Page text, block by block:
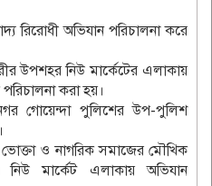
রিরোধী অভিযান পরিচালনা করে
উপশহর নিউ মার্কেটের এলাকায়
পরিচালনা করা হয়।
গোয়েন্দা পুলিশের উপ-পুলিশ
ভোক্তা ও নাগরিক সমাজের মৌখিক
নিউ মার্কেট এলাকায় অভিযান